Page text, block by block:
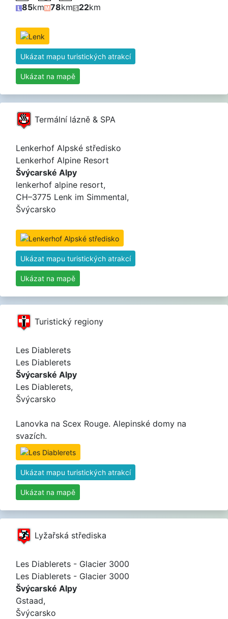
85km 78km 22km
Ukázat mapu turistických atrakcí
Ukázat na mapě
Termální lázně & SPA
Lenkerhof Alpské středisko
Lenkerhof Alpine Resort
Švýcarské Alpy
lenkerhof alpine resort,
CH–3775 Lenk im Simmental,
Švýcarsko
Ukázat mapu turistických atrakcí
Ukázat na mapě
Turistický regiony
Les Diablerets
Les Diablerets
Švýcarské Alpy
Les Diablerets,
Švýcarsko
Lanovka na Scex Rouge. Alepinské domy na
svazích.
Ukázat mapu turistických atrakcí
Ukázat na mapě
Lyžařská střediska
Les Diablerets - Glacier 3000
Les Diablerets - Glacier 3000
Švýcarské Alpy
Gstaad,
Švýcarsko